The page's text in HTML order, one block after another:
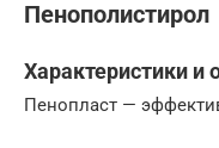
Пенополистирол
Характеристики и
Пенопласт —